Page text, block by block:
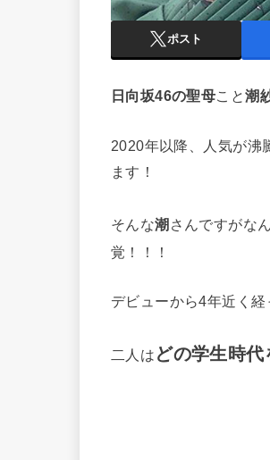
ポスト
日向坂46の聖母こと潮
2020年以降、人気が沸
ます！
そんな潮 さんですがな
覚！！！
デビューから4年近く
二人は どの学生時